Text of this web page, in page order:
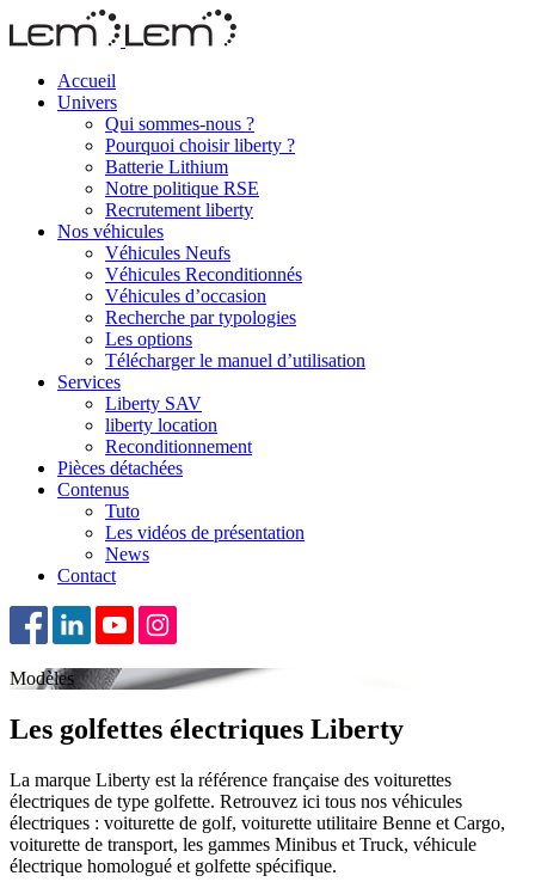
Accueil
Univers
Qui sommes-nous ?
Pourquoi choisir liberty ?
Batterie Lithium
Notre politique RSE
Recrutement liberty
Nos véhicules
Véhicules Neufs
Véhicules Reconditionnés
Véhicules d’occasion
Recherche par typologies
Les options
Télécharger le manuel d’utilisation
Services
Liberty SAV
liberty location
Reconditionnement
Pièces détachées
Contenus
Tuto
Les vidéos de présentation
News
Contact
Modèles
Les golfettes électriques Liberty
La marque Liberty est la référence française des voiturettes
électriques de type golfette. Retrouvez ici tous nos véhicules
électriques : voiturette de golf, voiturette utilitaire Benne et Cargo,
voiturette de transport, les gammes Minibus et Truck, véhicule
électrique homologué et golfette spécifique.